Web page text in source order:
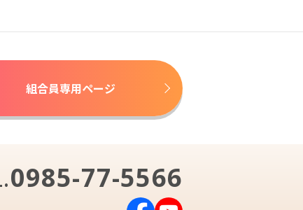
組合員専用ページ
0985-77-5566